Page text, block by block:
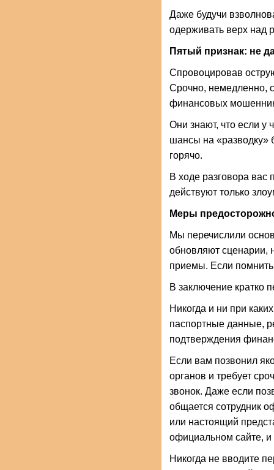
Даже будучи
одерживать верх над
Пятый признак: не
Спровоцировав
Срочно, немедленно,
финансовых
Они знают, что если у
шансы на «разводку»
горячо.
В ходе разговора вас
действуют только
Меры
Мы перечислили
обновляют сценарии,
приемы. Если помнить
В заключение кратко
Никогда и ни при
паспортные данные,
подтверждения
Если вам позвонил
органов и требует
звонок. Даже если
общается сотрудник
или настоящий
официальном сайте, и
Никогда не вводите